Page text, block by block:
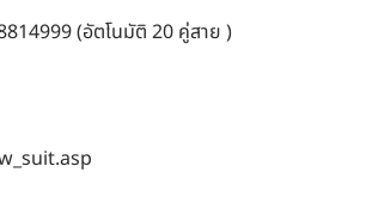
(อัตโนมัติ 20 คู่สาย )